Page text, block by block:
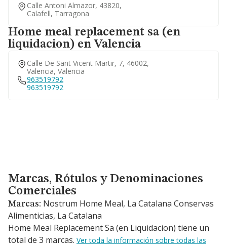
Calle Antoni Almazor, 43820,
Calafell, Tarragona
Home meal replacement sa (en
liquidacion) en Valencia
Calle De Sant Vicent Martir, 7, 46002,
Valencia, Valencia
963519792
963519792
Marcas, Rótulos y Denominaciones Comerciales
Marcas, Rótulos y Denominaciones
Comerciales
Marcas: Nostrum Home Meal, La Catalana Conservas
Alimenticias, La Catalana
Home Meal Replacement Sa (en Liquidacion) tiene un
total de 3 marcas. Ver toda la información sobre todas las